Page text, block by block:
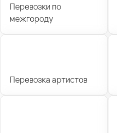
Перевозки по
межгороду
Перевозка артистов